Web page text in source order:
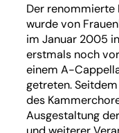
Der renommierte
wurde von
im Januar 2005
erstmals noch
einem A-
getreten.
des
Ausgestaltung